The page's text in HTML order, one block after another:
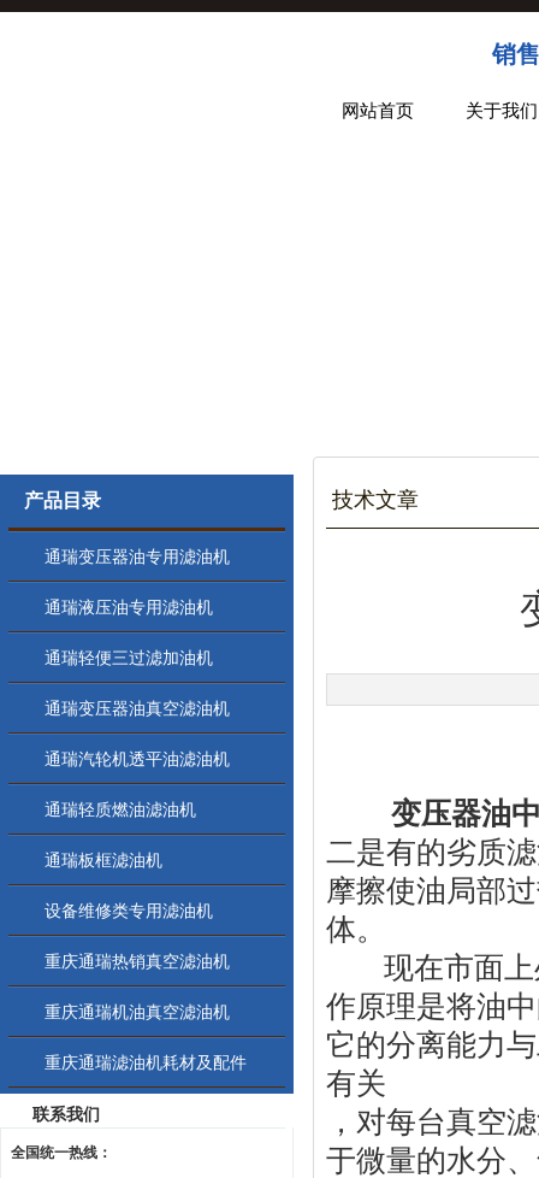
销
网站首页 关于我们
产品目录
通瑞变压器油专用滤油机
通瑞液压油专用滤油机
通瑞轻便三过滤加油机
通瑞变压器油真空滤油机
通瑞汽轮机透平油滤油机
通瑞轻质燃油滤油机
通瑞板框滤油机
设备维修类专用滤油机
重庆通瑞热销真空滤油机
重庆通瑞机油真空滤油机
重庆通瑞滤油机耗材及配件
联系我们
全国统一热线：
技术文章
变压器油
二是有的劣质
摩擦使油局部
体。
现在市面上
作原理是将油
它的分离能力
有关
，对每台真空
于微量的水分